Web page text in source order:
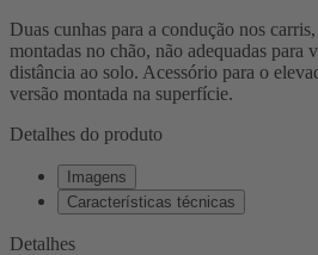
Duas cunhas para a condução nos
montadas no chão, não adequadas para
distância ao solo. Acessório para o
versão montada na superfície.
Detalhes do produto
Imagens
Características técnicas
Detalhes